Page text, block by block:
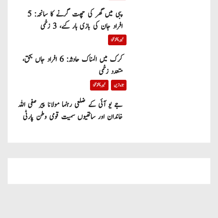
پبی میں گھر کی چھت گرنے کا سانحہ: 5
افراد جان کی بازی ہار گئے، 3 زخمی
خیبر پختونخوا
کرک میں المناک حادثہ: 6 افراد جاں بحق،
متعدد زخمی
تازہ ترین خیبر پختونخوا
جے یو آئی کے ضلعی رہنما مولانا پیر صفی اللہ
خاندان اور ساتھیوں سمیت قومی وطن پارٹی